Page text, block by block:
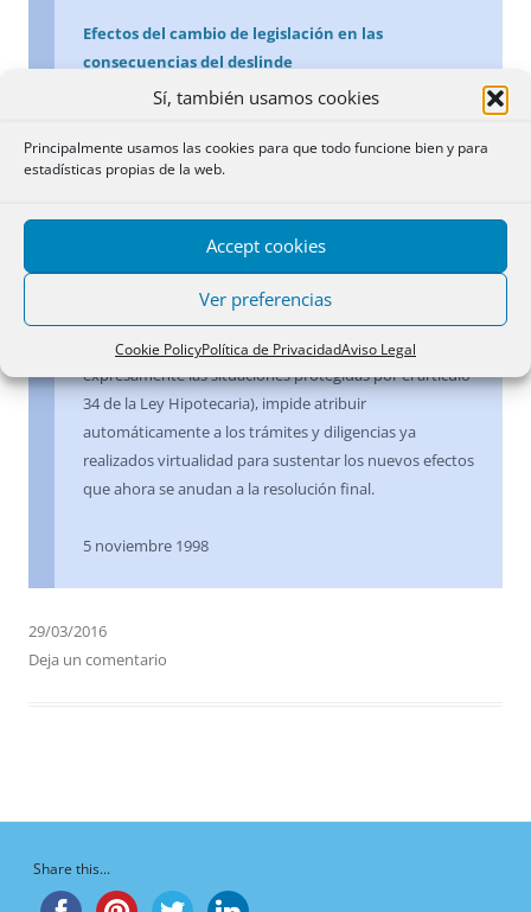
Sí, también usamos cookies
Principalmente usamos las cookies para que todo funcione bien y para
estadísticas propias de la web.
Accept cookies
Ver preferencias
Cookie PolicyPolítica de PrivacidadAviso Legal
Efectos del cambio de legislación en las
consecuencias del deslinde
consecuencias del deslinde .- Iniciado un
procedimiento de deslinde en zona marítimo-terrestre
modificación de la trascendencia jurídica de la
resolución que pone fin al procedimiento (conforme a
rectificadora del Registro, sino que dejaba a salvo
expresamente las situaciones protegidas por el artículo
34 de la Ley Hipotecaria), impide atribuir
automáticamente a los trámites y diligencias ya
realizados virtualidad para sustentar los nuevos efectos
que ahora se anudan a la resolución final.
5 noviembre 1998
29/03/2016
Deja un comentario
Share this...